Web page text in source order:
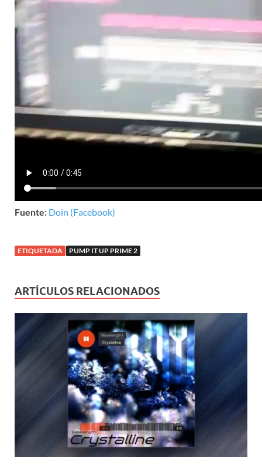
Fuente: Doin (Facebook)
ETIQUETADA PUMP IT UP PRIME 2
ARTÍCULOS RELACIONADOS